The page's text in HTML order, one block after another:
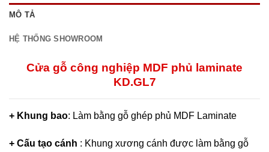
MÔ TẢ
HỆ THỐNG SHOWROOM
Cửa gỗ công nghiệp MDF phủ laminate
KD.GL7
+ Khung bao: Làm bằng gỗ ghép phủ MDF Laminate
+ Cấu tạo cánh : Khung xương cánh được làm bằng gỗ